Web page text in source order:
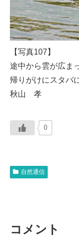
【写真107】
途中から雲が広ま
帰りがけにスタバ
秋山 孝
0
自然通信
コメント